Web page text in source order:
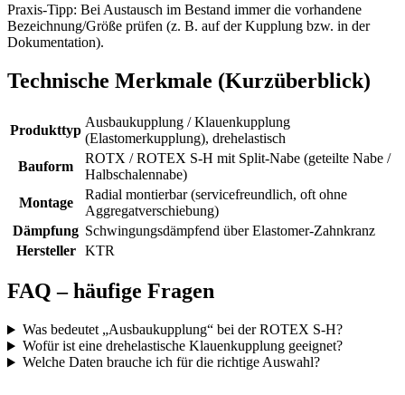
Praxis-Tipp: Bei Austausch im Bestand immer die vorhandene
Bezeichnung/Größe prüfen (z. B. auf der Kupplung bzw. in der
Dokumentation).
Technische Merkmale (Kurzüberblick)
Produkttyp
Ausbaukupplung / Klauenkupplung
(Elastomerkupplung), drehelastisch
Bauform
ROTX / ROTEX S-H mit Split-Nabe (geteilte Nabe /
Halbschalennabe)
Montage
Radial montierbar (servicefreundlich, oft ohne
Aggregatverschiebung)
Dämpfung Schwingungsdämpfend über Elastomer-Zahnkranz
Hersteller
KTR
FAQ – häufige Fragen
Was bedeutet „Ausbaukupplung“ bei der ROTEX S-H?
Wofür ist eine drehelastische Klauenkupplung geeignet?
Welche Daten brauche ich für die richtige Auswahl?